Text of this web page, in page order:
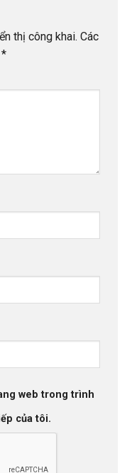
thị công khai. Các
*
web trong trình
của tôi.